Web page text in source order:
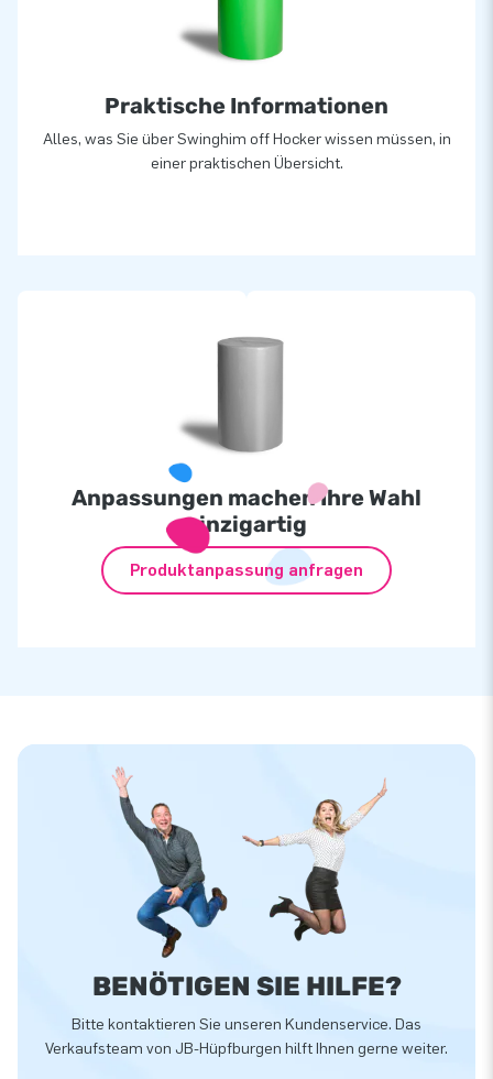
Praktische Informationen
Alles, was Sie über Swinghim off Hocker wissen müssen, in
einer praktischen Übersicht.
Anpassungen machen Ihre Wahl
einzigartig
Produktanpassung anfragen
BENÖTIGEN SIE HILFE?
Bitte kontaktieren Sie unseren Kundenservice. Das
Verkaufsteam von JB-Hüpfburgen hilft Ihnen gerne weiter.